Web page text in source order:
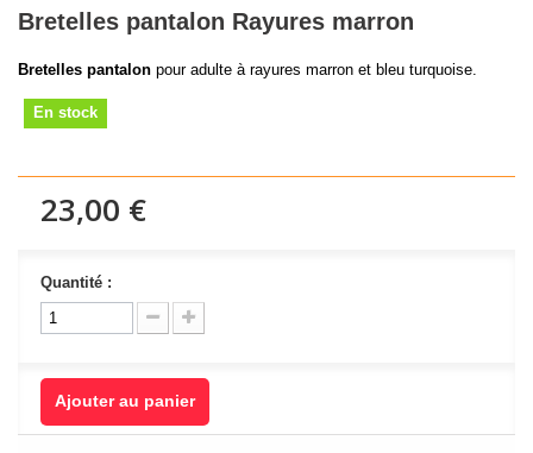
Bretelles pantalon Rayures marron
Bretelles pantalon pour adulte à rayures marron et bleu turquoise.
En stock
23,00 €
Quantité :
Ajouter au panier